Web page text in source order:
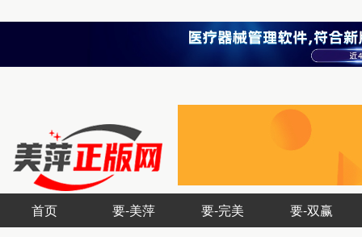
首页 要-美萍 要-完美 要-双赢